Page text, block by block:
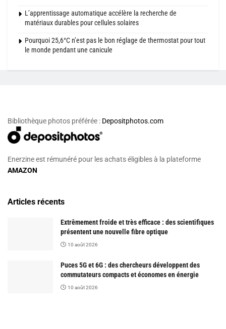
L’apprentissage automatique accélère la recherche de
matériaux durables pour cellules solaires
Pourquoi 25,6°C n’est pas le bon réglage de thermostat pour tout
le monde pendant une canicule
Bibliothèque photos préférée : Depositphotos.com
Enerzine est rémunéré pour les achats éligibles à la plateforme
AMAZON
Articles récents
Extrêmement froide et très efficace : des scientifiques
présentent une nouvelle fibre optique
10 août 2026
Puces 5G et 6G : des chercheurs développent des
commutateurs compacts et économes en énergie
10 août 2026